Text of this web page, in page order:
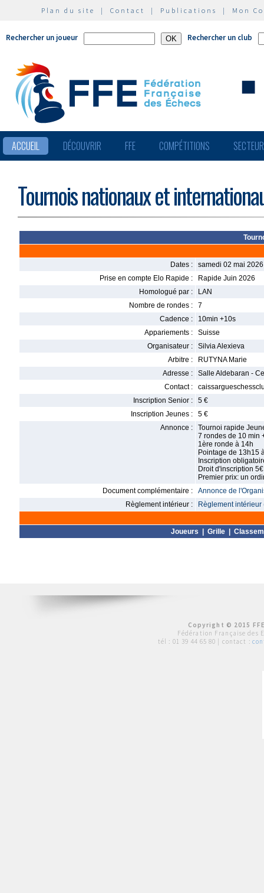
Plan du site | Contact | Publications | Mon
Rechercher un joueur Rechercher un club
ACCUEIL DÉCOUVRIR FFE COMPÉTITIONS
Tournois nationaux et
Dates :
samedi 02 mai
Prise en compte Elo Rapide :
Rapide Juin 2026
Homologué par :
LAN
Nombre de rondes :
7
Cadence :
10min +10s
Appariements :
Suisse
Organisateur :
Silvia Alexieva
Arbitre :
RUTYNA Marie
Adresse :
Salle Aldebaran -
Contact :
Inscription Senior :
5 €
Inscription Jeunes :
5 €
Annonce :
Tournoi rapide
7 rondes de 10 min
1ère ronde à 14h
Pointage de 13h15
Inscription
Droit d'inscription 5€
Premier prix: un
Document complémentaire :
Annonce de
Règlement intérieur :
Règlement intérieur
Joueurs Grille|
Copyright © 2015
Fédération Française des
tél : 01 39 44 65 80 | contact :